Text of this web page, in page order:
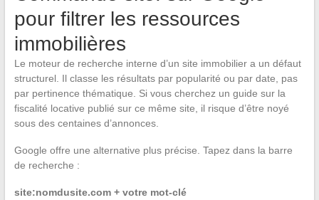
pour filtrer les ressources
immobilières
Le moteur de recherche interne d’un site immobilier a un défaut
structurel. Il classe les résultats par popularité ou par date, pas
par pertinence thématique. Si vous cherchez un guide sur la
fiscalité locative publié sur ce même site, il risque d’être noyé
sous des centaines d’annonces.
Google offre une alternative plus précise. Tapez dans la barre
de recherche :
site:nomdusite.com + votre mot-clé